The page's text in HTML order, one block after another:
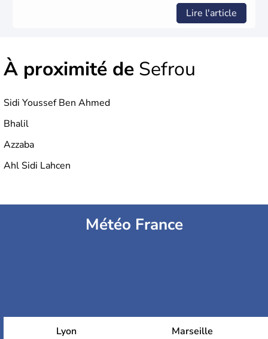
Lire l'article
À proximité de Sefrou
Sidi Youssef Ben Ahmed
Bhalil
Azzaba
Ahl Sidi Lahcen
Météo France
Lyon Marseille